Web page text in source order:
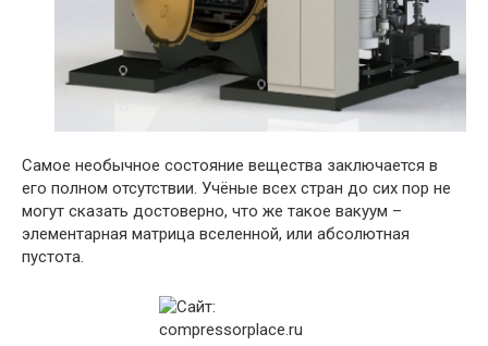
Самое необычное состояние вещества заключается в
его полном отсутствии. Учёные всех стран до сих пор не
могут сказать достоверно, что же такое вакуум –
элементарная матрица вселенной, или абсолютная
пустота.